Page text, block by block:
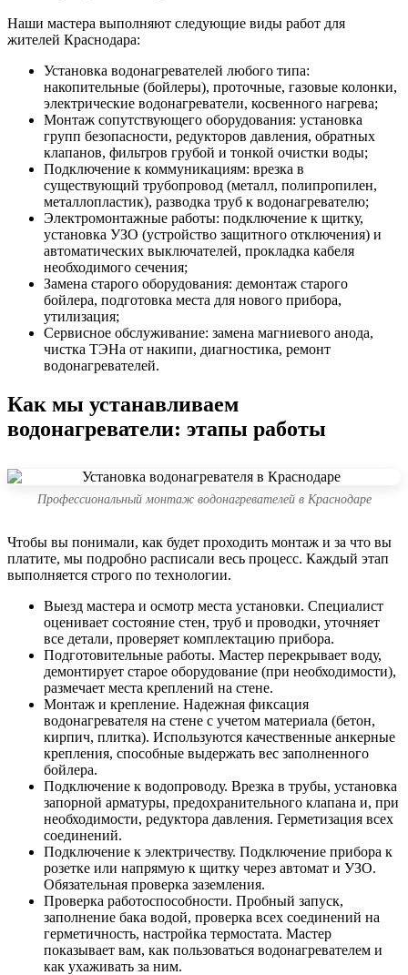
Наши мастера выполняют следующие виды работ для
жителей Краснодара:
Установка водонагревателей любого типа:
накопительные (бойлеры), проточные, газовые колонки,
электрические водонагреватели, косвенного нагрева;
Монтаж сопутствующего оборудования: установка
групп безопасности, редукторов давления, обратных
клапанов, фильтров грубой и тонкой очистки воды;
Подключение к коммуникациям: врезка в
существующий трубопровод (металл, полипропилен,
металлопластик), разводка труб к водонагревателю;
Электромонтажные работы: подключение к щитку,
установка УЗО (устройство защитного отключения) и
автоматических выключателей, прокладка кабеля
необходимого сечения;
Замена старого оборудования: демонтаж старого
бойлера, подготовка места для нового прибора,
утилизация;
Сервисное обслуживание: замена магниевого анода,
чистка ТЭНа от накипи, диагностика, ремонт
водонагревателей.
Как мы устанавливаем
водонагреватели: этапы работы
Профессиональный монтаж водонагревателей в Краснодаре
Чтобы вы понимали, как будет проходить монтаж и за что вы
платите, мы подробно расписали весь процесс. Каждый этап
выполняется строго по технологии.
Выезд мастера и осмотр места установки. Специалист
оценивает состояние стен, труб и проводки, уточняет
все детали, проверяет комплектацию прибора.
Подготовительные работы. Мастер перекрывает воду,
демонтирует старое оборудование (при необходимости),
размечает места креплений на стене.
Монтаж и крепление. Надежная фиксация
водонагревателя на стене с учетом материала (бетон,
кирпич, плитка). Используются качественные анкерные
крепления, способные выдержать вес заполненного
бойлера.
Подключение к водопроводу. Врезка в трубы, установка
запорной арматуры, предохранительного клапана и, при
необходимости, редуктора давления. Герметизация всех
соединений.
Подключение к электричеству. Подключение прибора к
розетке или напрямую к щитку через автомат и УЗО.
Обязательная проверка заземления.
Проверка работоспособности. Пробный запуск,
заполнение бака водой, проверка всех соединений на
герметичность, настройка термостата. Мастер
показывает вам, как пользоваться водонагревателем и
как ухаживать за ним.